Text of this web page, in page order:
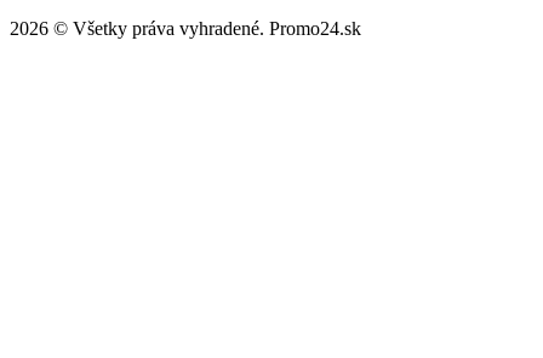
2026 © Všetky práva vyhradené. Promo24.sk